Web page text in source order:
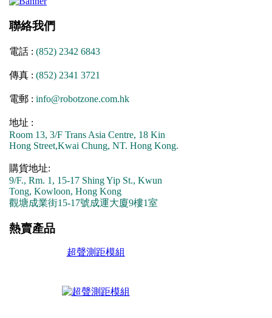
聯絡我們
電話 : (852) 2342 6843
傳真 : (852) 2341 3721
電郵 : info@robotzone.com.hk
地址 :
Room 13, 3/F Trans Asia Centre, 18 Kin
Hong Street,Kwai Chung, NT. Hong Kong.
購貨地址:
9/F., Rm. 1, 15-17 Shing Yip St., Kwun
Tong, Kowloon, Hong Kong
觀塘成業街15-17號成運大廈9樓1室
熱賣產品
超聲測距模組